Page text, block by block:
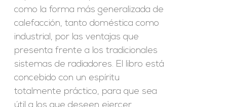
como la forma más generalizada de
calefacción, tanto doméstica como
industrial, por las ventajas que
presenta frente a los tradicionales
sistemas de radiadores. El libro está
concebido con un espíritu
totalmente práctico, para que sea